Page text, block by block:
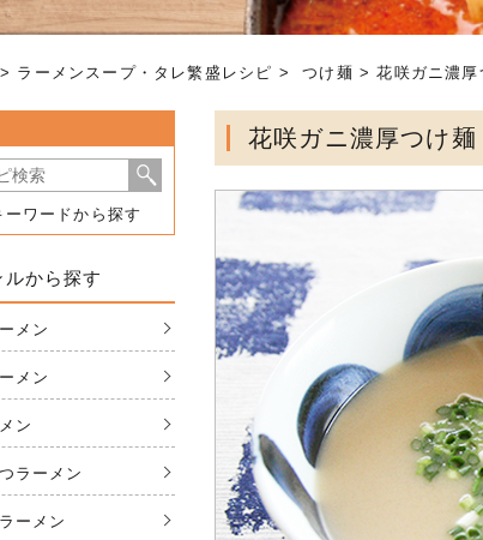
> ラーメンスープ・タレ繁盛レシピ >つけ麺 > 花咲ガニ濃厚
花咲ガニ濃厚つけ麺
ーワードから探す
ルから探す
メン
メン
ン
ラーメン
ーメン